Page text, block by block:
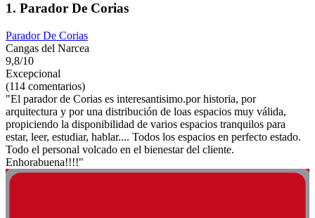
1. Parador De Corias
Parador De Corias
Cangas del Narcea
9,8/10
Excepcional
(114 comentarios)
"El parador de Corias es interesantisimo.por historia, por
arquitectura y por una distribución de loas espacios muy válida,
propiciendo la disponibilidad de varios espacios tranquilos para
estar, leer, estudiar, hablar.... Todos los espacios en perfecto estado.
Todo el personal volcado en el bienestar del cliente.
Enhorabuena!!!!"